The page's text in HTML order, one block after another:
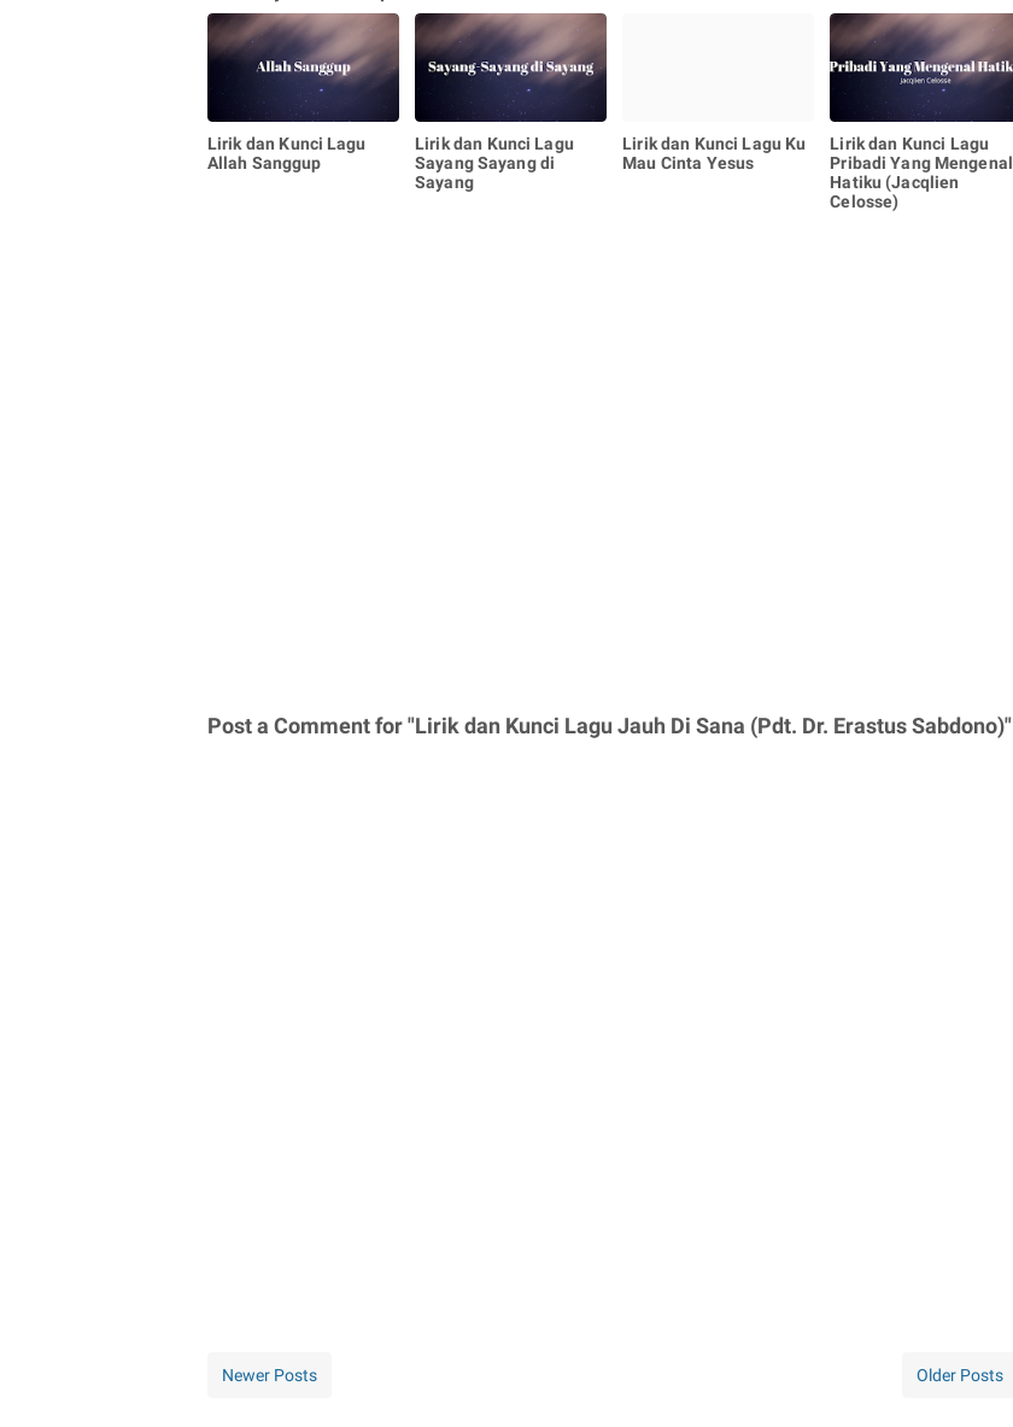
Lirik dan Kunci Lagu
Allah Sanggup
Lirik dan Kunci Lagu
Sayang Sayang di
Sayang
Lirik dan Kunci Lagu Ku
Mau Cinta Yesus
Lirik dan Kunci Lagu
Pribadi Yang Mengenal
Hatiku (Jacqlien
Celosse)
Post a Comment for "Lirik dan Kunci Lagu Jauh Di Sana (Pdt. Dr. Erastus Sabdono)"
Newer Posts Older Posts